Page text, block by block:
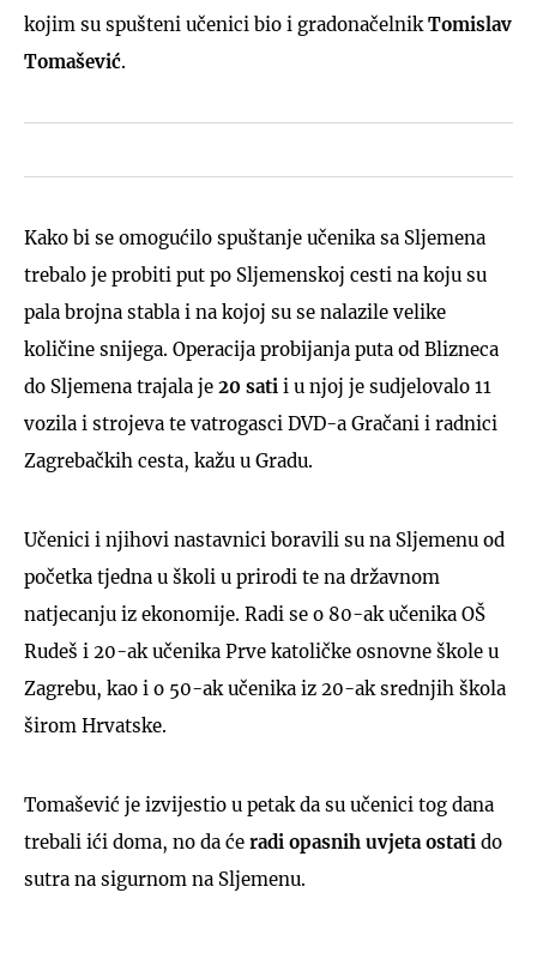
kojim su spušteni učenici bio i gradonačelnik Tomislav
Tomašević.
Kako bi se omogućilo spuštanje učenika sa Sljemena
trebalo je probiti put po Sljemenskoj cesti na koju su
pala brojna stabla i na kojoj su se nalazile velike
količine snijega. Operacija probijanja puta od Blizneca
do Sljemena trajala je 20 sati i u njoj je sudjelovalo 11
vozila i strojeva te vatrogasci DVD-a Gračani i radnici
Zagrebačkih cesta, kažu u Gradu.
Učenici i njihovi nastavnici boravili su na Sljemenu od
početka tjedna u školi u prirodi te na državnom
natjecanju iz ekonomije. Radi se o 80-ak učenika OŠ
Rudeš i 20-ak učenika Prve katoličke osnovne škole u
Zagrebu, kao i o 50-ak učenika iz 20-ak srednjih škola
širom Hrvatske.
Tomašević je izvijestio u petak da su učenici tog dana
trebali ići doma, no da će radi opasnih uvjeta ostati do
sutra na sigurnom na Sljemenu.